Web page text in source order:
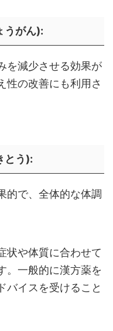
うがん):
を減少させる効果が
性の改善にも利用さ
とう):
的で、全体的な体調
状や体質に合わせて
。一般的に漢方薬を
バイスを受けること